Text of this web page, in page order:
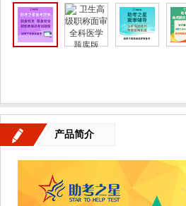
产品简介